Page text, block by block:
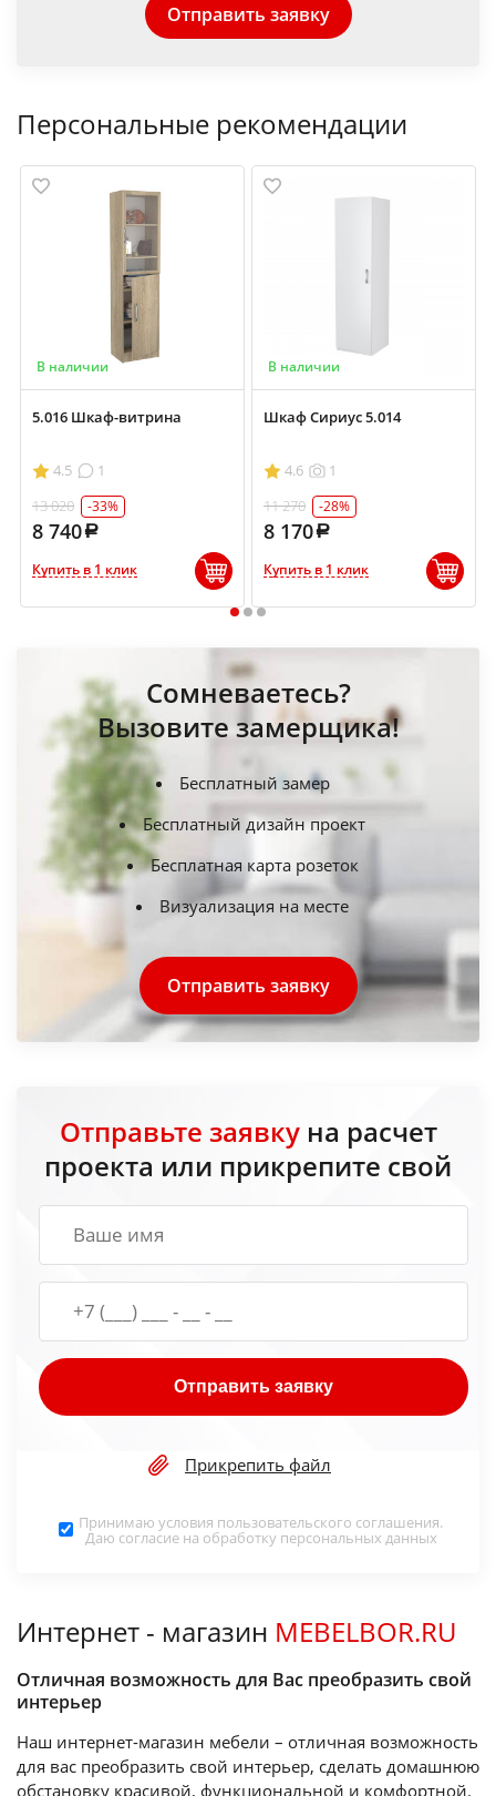
Отправить заявку
Персональные рекомендации
В наличии
5.016 Шкаф-витрина
4.5
1
13 020
-33%
8 740
Купить в 1 клик
В наличии
Шкаф Сириус 5.014
4.6
1
11 270
-28%
8 170
Купить в 1 клик
1 2 3
Сомневаетесь?
Вызовите замерщика!
Бесплатный замер
Бесплатный дизайн проект
Бесплатная карта розеток
Визуализация на месте
Отправить заявку
Отправьте заявкуна расчет
проекта или прикрепите свой
Отправить заявку
Прикрепить файл
Принимаю условия пользовательского соглашения.
Даю согласие на обработку персональных данных
Интернет - магазин MEBELBOR.RU
Отличная возможность для Вас преобразить свой
интерьер
Наш интернет-магазин мебели – отличная возможность
для вас преобразить свой интерьер, сделать домашнюю
обстановку красивой, функциональной и комфортной.